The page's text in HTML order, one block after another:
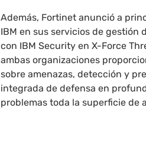
Además, Fortinet anunció a
IBM en sus servicios de gestión
con IBM Security en X-Force
ambas organizaciones
sobre amenazas, detección y
integrada de defensa en
problemas toda la superficie de